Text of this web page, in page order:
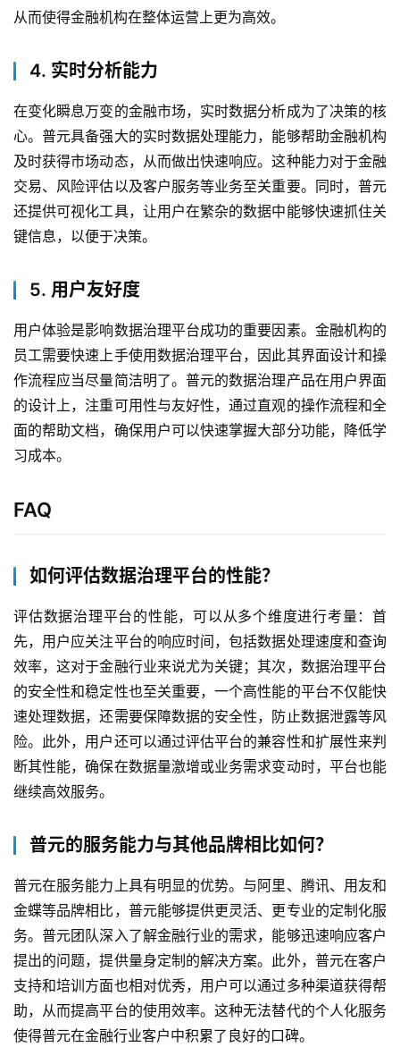
活
品
解
决
方
案
与
作
服
务
与
支
了
元
联
系
我
们
从而使得金融机构在整体运营上更为高效。
4. 实时分析能力
在变化瞬息万变的金融市场，实时数据分析成为了决策的核
心。普元具备强大的实时数据处理能力，能够帮助金融机构
及时获得市场动态，从而做出快速响应。这种能力对于金融
交易、风险评估以及客户服务等业务至关重要。同时，普元
还提供可视化工具，让用户在繁杂的数据中能够快速抓住关
键信息，以便于决策。
5. 用户友好度
用户体验是影响数据治理平台成功的重要因素。金融机构的
员工需要快速上手使用数据治理平台，因此其界面设计和操
作流程应当尽量简洁明了。普元的数据治理产品在用户界面
的设计上，注重可用性与友好性，通过直观的操作流程和全
面的帮助文档，确保用户可以快速掌握大部分功能，降低学
习成本。
FAQ
如何评估数据治理平台的性能？
评估数据治理平台的性能，可以从多个维度进行考量：首
先，用户应关注平台的响应时间，包括数据处理速度和查询
效率，这对于金融行业来说尤为关键；其次，数据治理平台
的安全性和稳定性也至关重要，一个高性能的平台不仅能快
速处理数据，还需要保障数据的安全性，防止数据泄露等风
险。此外，用户还可以通过评估平台的兼容性和扩展性来判
断其性能，确保在数据量激增或业务需求变动时，平台也能
继续高效服务。
普元的服务能力与其他品牌相比如何？
普元在服务能力上具有明显的优势。与阿里、腾讯、用友和
金蝶等品牌相比，普元能够提供更灵活、更专业的定制化服
务。普元团队深入了解金融行业的需求，能够迅速响应客户
提出的问题，提供量身定制的解决方案。此外，普元在客户
支持和培训方面也相对优秀，用户可以通过多种渠道获得帮
助，从而提高平台的使用效率。这种无法替代的个人化服务
使得普元在金融行业客户中积累了良好的口碑。